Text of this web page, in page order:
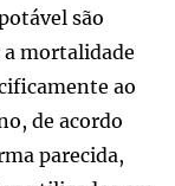
são
mortalidade
ao
de acordo
parecida,